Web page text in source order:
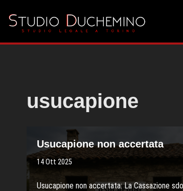
Vai
al
usucapione
Usucapione non accertata
14 Ott 2025
Usucapione non accertata: La Cassazione